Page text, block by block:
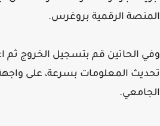
الرقمية بروغرس.
الحاتين قم بتسجيل الخروج ثم
المعلومات بسرعة، على واجهة